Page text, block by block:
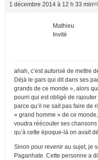
1 décembre 2014 à 12 h 33 min
Mathieu
Invité
ahah, c’est autorisé de mettre
Déjà le gars qui dit dans ses
grands de ce monde », alors
pourri qui est obligé de
parce qu’il ne sait pas faire de
« grand homme » de ce
voudra réécouter ses
qu’à cette époque-là on avait
Sinon pour revenir au sujet, je
Paganhate. Cette personne a